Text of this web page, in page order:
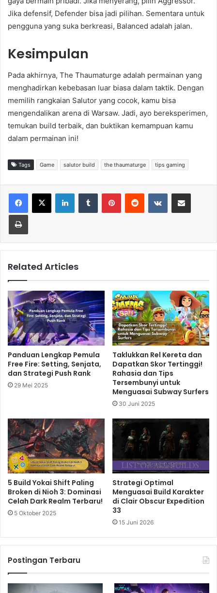
Jika defensif, Defender bisa jadi pilihan. Sementara untuk
pengguna yang suka berkreasi, Balanced adalah jalan.
Kesimpulan
Pada akhirnya, The Thaumaturge adalah permainan yang
menghadirkan kebebasan luar biasa dalam taktik. Dengan
memilih rangkaian Salutor yang cocok, kamu bisa
mengendalikan arena di Warsaw. Jadi, ayo bereksperimen,
temukan build terbaik, dan buktikan kemampuan kamu
dalam permainan ini!
Tags Game salutor build the thaumaturge tips gaming
Related Articles
Panduan Lengkap Pemula
Free Fire: Setting, Senjata,
dan Strategi Push Rank
29 Mei 2025
Taklukkan Rel Kereta dan
Dapatkan Skor Tertinggi!
Rahasia dan Tips
Tersembunyi untuk
Menguasai Subway Surfers
30 Juni 2025
5 Build Yokai Shift Paling
Broken di Nioh 3: Dominasi
Celah Dark Realm Terbaru!
5 Oktober 2025
Strategi Optimal
Menguasai Build Karakter
di Clair Obscur Expedition
33
15 Juni 2026
Postingan Terbaru